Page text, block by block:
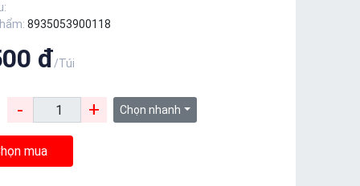
8935053900118
đ/Túi
- + Chọn nhanh
mua